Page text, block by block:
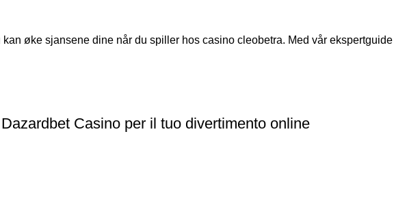
kan øke sjansene dine når du spiller hos casino cleobetra. Med vår
Casino per il tuo divertimento online